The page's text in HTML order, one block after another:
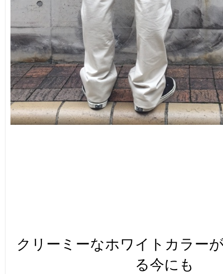
クリーミーなホワイトカラー
る今にも